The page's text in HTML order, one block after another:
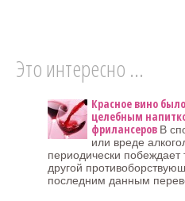
Это интересно ...
Красное вино
целебным
фрилансеров В
или вреде
периодически побеждает
другой
последним данным